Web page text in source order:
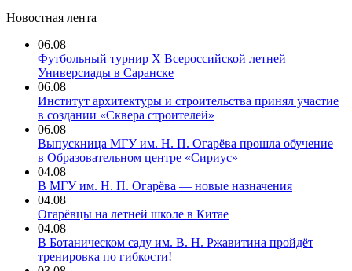
Новостная лента
06.08
Футбольный турнир X Всероссийской летней
Универсиады в Саранске
06.08
Институт архитектуры и строительства принял участие
в создании «Сквера строителей»
06.08
Выпускница МГУ им. Н. П. Огарёва прошла обучение
в Образовательном центре «Сириус»
04.08
В МГУ им. Н. П. Огарёва — новые назначения
04.08
Огарёвцы на летней школе в Китае
04.08
В Ботаническом саду им. В. Н. Ржавитина пройдёт
тренировка по гибкости!